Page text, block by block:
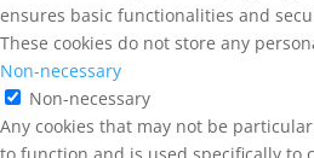
ensures basic functionalities and
These cookies do not store any
Non-necessary
Non-necessary
Any cookies that may not be